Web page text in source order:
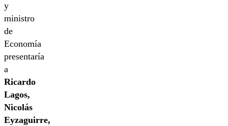
y
ministro
de
Economía
presentaría
a
Ricardo
Lagos,
Nicolás
Eyzaguirre,